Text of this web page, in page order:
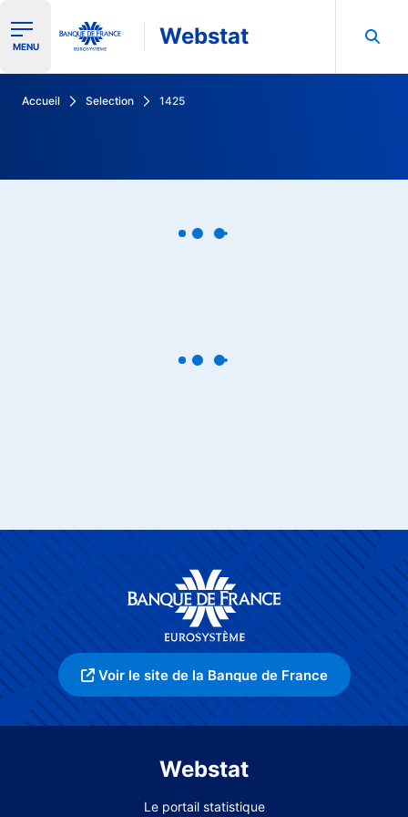
Ouvrir le menu de navigation
MENU Webstat
Accueil Selection 1425
Voir le site de la Banque de France
Webstat
Le portail statistique